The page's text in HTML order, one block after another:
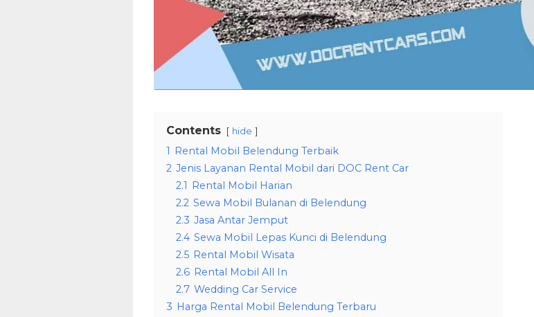
Contents hide
1 Rental Mobil Belendung Terbaik
2 Jenis Layanan Rental Mobil dari DOC Rent Car
2.1 Rental Mobil Harian
2.2 Sewa Mobil Bulanan di Belendung
2.3 Jasa Antar Jemput
2.4 Sewa Mobil Lepas Kunci di Belendung
2.5 Rental Mobil Wisata
2.6 Rental Mobil All In
2.7 Wedding Car Service
3 Harga Rental Mobil Belendung Terbaru